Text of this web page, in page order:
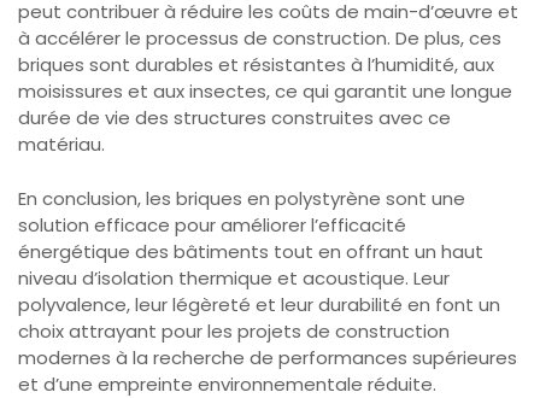
peut contribuer à réduire les coûts de main-d’œuvre et
à accélérer le processus de construction. De plus, ces
briques sont durables et résistantes à l’humidité, aux
moisissures et aux insectes, ce qui garantit une longue
durée de vie des structures construites avec ce
matériau.
En conclusion, les briques en polystyrène sont une
solution efficace pour améliorer l’efficacité
énergétique des bâtiments tout en offrant un haut
niveau d’isolation thermique et acoustique. Leur
polyvalence, leur légèreté et leur durabilité en font un
choix attrayant pour les projets de construction
modernes à la recherche de performances supérieures
et d’une empreinte environnementale réduite.